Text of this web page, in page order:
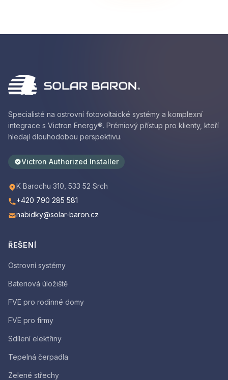
Specialisté na ostrovní fotovoltaické systémy a komplexní
integrace s Victron Energy®. Prémiový přístup pro klienty, kteří
hledají dlouhodobou perspektivu.
Victron Authorized Installer
K Barochu 310, 533 52 Srch
+420 790 285 581
nabidky@solar-baron.cz
ŘEŠENÍ
Ostrovní systémy
Bateriová úložiště
FVE pro rodinné domy
FVE pro firmy
Sdílení elektřiny
Tepelná čerpadla
Zelené střechy